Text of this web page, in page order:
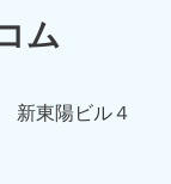
ム
新東陽ビル４